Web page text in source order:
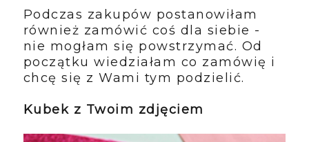
Podczas zakupów postanowiłam
również zamówić coś dla siebie -
nie mogłam się powstrzymać. Od
początku wiedziałam co zamówię i
chcę się z Wami tym podzielić.
Kubek z Twoim zdjęciem